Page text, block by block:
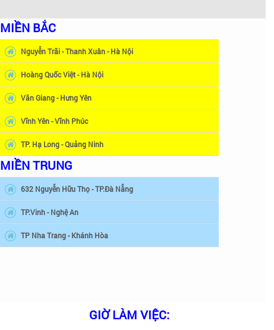
MIỀN BẮC
Nguyễn Trãi - Thanh Xuân - Hà Nội
Hoàng Quốc Việt - Hà Nội
Văn Giang - Hưng Yên
Vĩnh Yên - Vĩnh Phúc
TP. Hạ Long - Quảng Ninh
MIỀN TRUNG
632 Nguyễn Hữu Thọ - TP.Đà Nẵng
TP.Vinh - Nghệ An
TP Nha Trang - Khánh Hòa
GIỜ LÀM VIỆC: